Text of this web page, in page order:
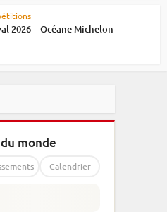
2026 – Océane Michelon
monde
Calendrier